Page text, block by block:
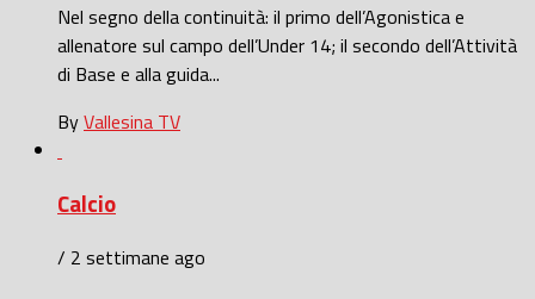
Nel segno della continuità: il primo dell’Agonistica e
allenatore sul campo dell’Under 14; il secondo dell’Attività
di Base e alla guida...
ByVallesina TV
Calcio
/ 2 settimane ago